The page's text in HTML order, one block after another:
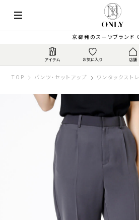
京都発のスーツブランド
TOP パンツ・セットアップ ワンタックスト